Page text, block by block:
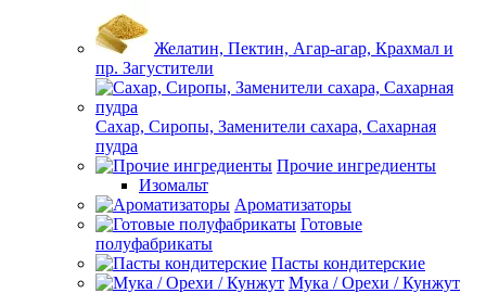
Желатин, Пектин, Агар-агар, Крахмал и
пр. Загустители
Сахар, Сиропы, Заменители сахара, Сахарная
пудра
Прочие ингредиенты
Изомальт
Ароматизаторы
Готовые
полуфабрикаты
Пасты кондитерские
Мука / Орехи / Кунжут